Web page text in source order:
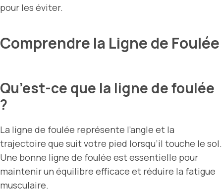
pour les éviter.
Comprendre la Ligne de Foulée
Qu’est-ce que la ligne de foulée
?
La ligne de foulée représente l’angle et la
trajectoire que suit votre pied lorsqu’il touche le sol.
Une bonne ligne de foulée est essentielle pour
maintenir un équilibre efficace et réduire la fatigue
musculaire.